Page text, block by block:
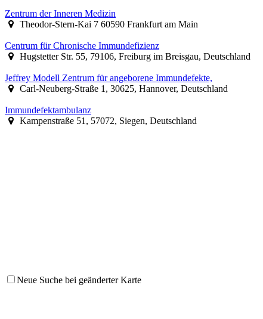
Zentrum der Inneren Medizin
Theodor-Stern-Kai 7 60590 Frankfurt am Main
Centrum für Chronische Immundefizienz
Hugstetter Str. 55, 79106, Freiburg im Breisgau, Deutschland
Jeffrey Modell Zentrum für angeborene Immundefekte,
Carl-Neuberg-Straße 1, 30625, Hannover, Deutschland
Immundefektambulanz
Kampenstraße 51, 57072, Siegen, Deutschland
Neue Suche bei geänderter Karte